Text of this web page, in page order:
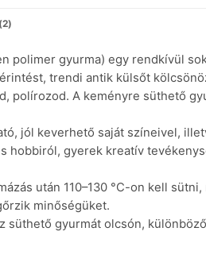
polimer gyurma) egy rendkívül
trendi antik külsőt
polírozod. A keményre süthető
jól keverhető saját színeivel,
hobbiról, gyerek kreatív
után 110–130 °C-on kell
minőségüket.
süthető gyurmát olcsón,